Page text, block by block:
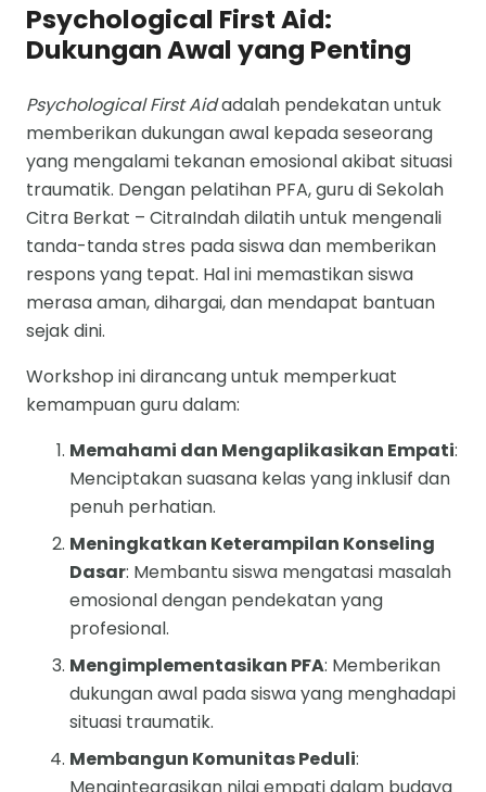
Psychological First Aid:
Dukungan Awal yang Penting
Psychological First Aidadalah pendekatan untuk
memberikan dukungan awal kepada seseorang
yang mengalami tekanan emosional akibat situasi
traumatik. Dengan pelatihan PFA, guru di Sekolah
Citra Berkat – CitraIndah dilatih untuk mengenali
tanda-tanda stres pada siswa dan memberikan
respons yang tepat. Hal ini memastikan siswa
merasa aman, dihargai, dan mendapat bantuan
sejak dini.
Workshop ini dirancang untuk memperkuat
kemampuan guru dalam:
Memahami dan Mengaplikasikan Empati:
Menciptakan suasana kelas yang inklusif dan
penuh perhatian.
Meningkatkan Keterampilan Konseling
Dasar: Membantu siswa mengatasi masalah
emosional dengan pendekatan yang
profesional.
Mengimplementasikan PFA: Memberikan
dukungan awal pada siswa yang menghadapi
situasi traumatik.
Membangun Komunitas Peduli: